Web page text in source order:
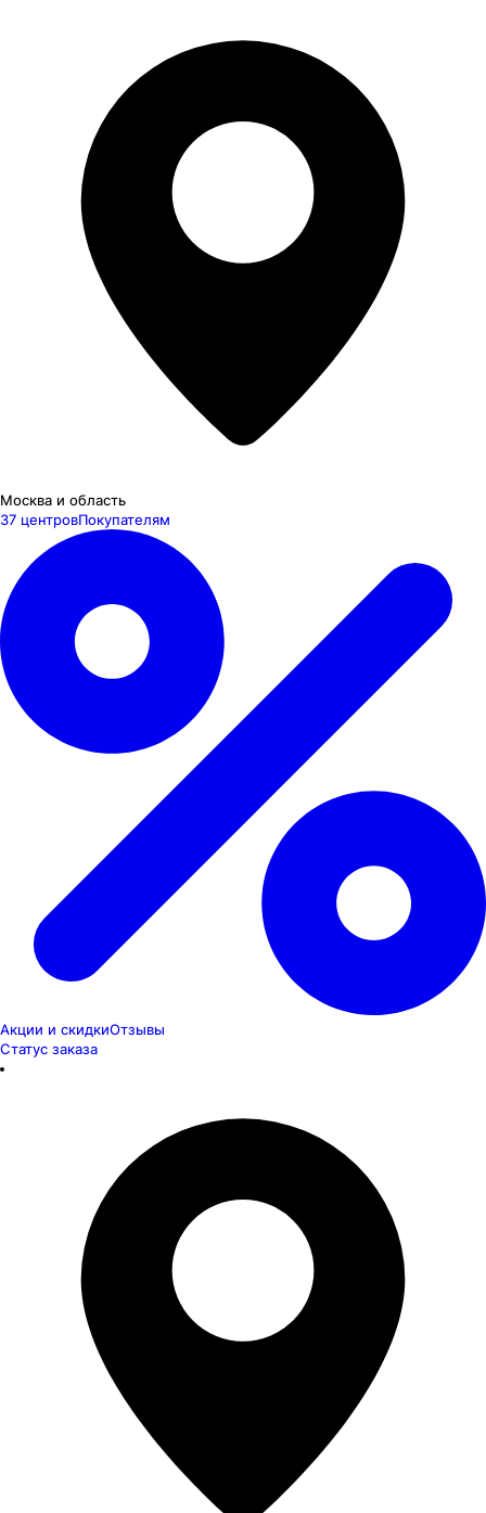
Москва и область
37 центровПокупателям
Акции и скидкиОтзывы
Статус заказа